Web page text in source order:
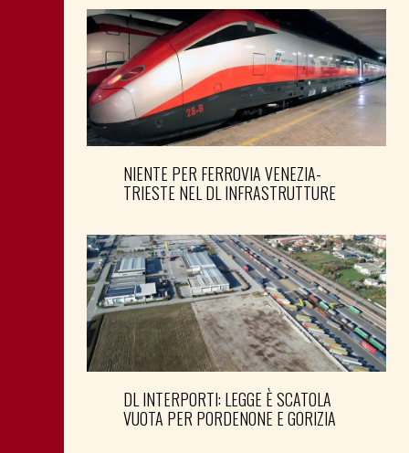
NIENTE PER FERROVIA VENEZIA-
TRIESTE NEL DL INFRASTRUTTURE
DL INTERPORTI: LEGGE È SCATOLA
VUOTA PER PORDENONE E GORIZIA